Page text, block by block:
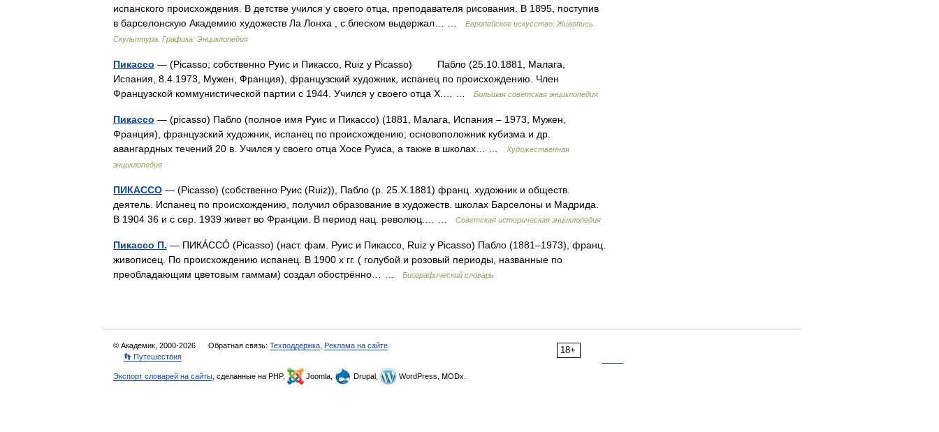
испанского происхождения. В детстве учился у своего отца, преподавателя рисования. В 1895, поступив
в барселонскую Академию художеств Ла Лонха , с блеском выдержал… …
Европейское искусство: Живопись.
Скульптура. Графика: Энциклопедия
Пикассо — (Picasso; собственно Руис и Пикассо, Ruiz у Picasso) Пабло (25.10.1881, Малага,
Испания, 8.4.1973, Мужен, Франция), французский художник, испанец по происхождению. Член
Французской коммунистической партии с 1944. Учился у своего отца Х.… …
Большая советская энциклопедия
Пикассо — (picasso) Пабло (полное имя Руис и Пикассо) (1881, Малага, Испания – 1973, Мужен,
Франция), французский художник, испанец по происхождению; основоположник кубизма и др.
авангардных течений 20 в. Учился у своего отца Хосе Руиса, а также в школах… …
Художественная
энциклопедия
ПИКАССО — (Picasso) (собственно Руис (Ruiz)), Пабло (p. 25.X.1881) франц. художник и обществ.
деятель. Испанец по происхождению, получил образование в художеств. школах Барселоны и Мадрида.
В 1904 36 и с сер. 1939 живет во Франции. В период нац. революц.… …
Советская историческая энциклопедия
Пикассо П. — ПИКÁССÓ (Picasso) (наст. фам. Руис и Пикассо, Ruiz y Picasso) Пабло (1881–1973), франц.
живописец. По происхождению испанец. В 1900 х гг. ( голубой и розовый периоды, названные по
преобладающим цветовым гаммам) создал обострённо… …
Биографический словарь
18+
© Академик, 2000-2026 Обратная связь: Техподдержка Реклама на сайте
👣 Путешествия
Экспорт словарей на сайты , сделанные на PHP, Joomla, Drupal, WordPress, MODx.